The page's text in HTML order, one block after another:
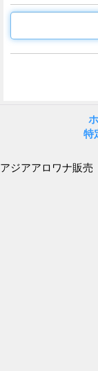
特
アジアアロワナ販